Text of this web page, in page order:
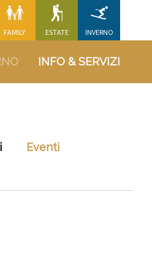
FAMILY ESTATE INVERNO
INFO & SERVIZI
Eventi